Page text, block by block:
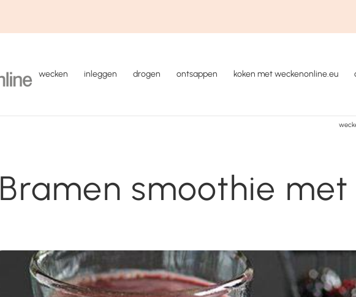
wecken inleggen drogen ontsappen koken met weckenonline.eu
Bramen smoothie